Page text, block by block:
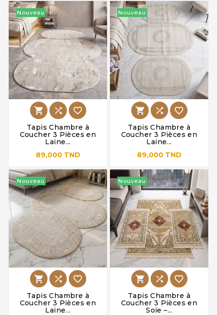
Nouveau
  
Tapis Chambre à
Coucher 3 Pièces en
Laine...
89,000 TND
Nouveau
  
Tapis Chambre à
Coucher 3 Pièces en
Laine...
89,000 TND
Nouveau
  
Tapis Chambre à
Coucher 3 Pièces en
Laine...
Nouveau
  
Tapis Chambre à
Coucher 3 Pièces en
Soie –...